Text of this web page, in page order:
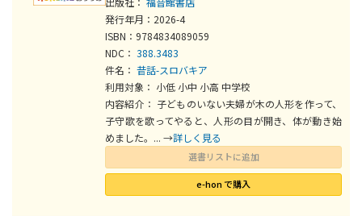
発行年月：2026-4
ISBN：9784834089059
NDC： 388.3483
件名： 昔話-スロバキア
利用対象： 小低 小中 小高 中学校
内容紹介： 子どものいない夫婦が木の人形を作って、
子守歌を歌ってやると、人形の目が開き、体が動き始
めました。... →詳しく見る
選書リストに追加
e-hon で購入